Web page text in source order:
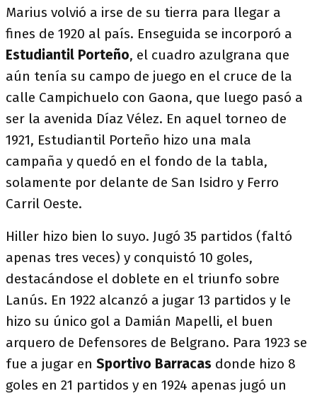
Marius volvió a irse de su tierra para llegar a
fines de 1920 al país. Enseguida se incorporó a
Estudiantil Porteño, el cuadro azulgrana que
aún tenía su campo de juego en el cruce de la
calle Campichuelo con Gaona, que luego pasó a
ser la avenida Díaz Vélez. En aquel torneo de
1921, Estudiantil Porteño hizo una mala
campaña y quedó en el fondo de la tabla,
solamente por delante de San Isidro y Ferro
Carril Oeste.
Hiller hizo bien lo suyo. Jugó 35 partidos (faltó
apenas tres veces) y conquistó 10 goles,
destacándose el doblete en el triunfo sobre
Lanús. En 1922 alcanzó a jugar 13 partidos y le
hizo su único gol a Damián Mapelli, el buen
arquero de Defensores de Belgrano. Para 1923 se
fue a jugar en Sportivo Barracas donde hizo 8
goles en 21 partidos y en 1924 apenas jugó un